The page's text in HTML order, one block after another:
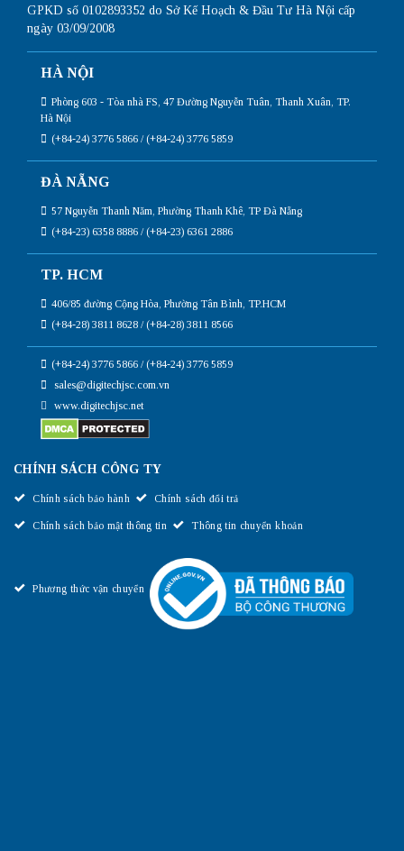
GPKD số 0102893352 do Sở Kế Hoạch & Đầu Tư Hà Nội cấp
ngày 03/09/2008
HÀ NỘI
Phòng 603 - Tòa nhà FS, 47 Đường Nguyễn Tuân, Thanh Xuân, TP.
Hà Nội
(+84-24) 3776 5866 / (+84-24) 3776 5859
ĐÀ NẴNG
57 Nguyễn Thanh Năm, Phường Thanh Khê, TP Đà Nẵng
(+84-23) 6358 8886 / (+84-23) 6361 2886
TP. HCM
406/85 đường Cộng Hòa, Phường Tân Bình, TP.HCM
(+84-28) 3811 8628 / (+84-28) 3811 8566
(+84-24) 3776 5866 / (+84-24) 3776 5859
sales@digitechjsc.com.vn
www.digitechjsc.net
CHÍNH SÁCH CÔNG TY
Chính sách bảo hành Chính sách đổi trả
Chính sách bảo mật thông tin Thông tin chuyển khoản
Phương thức vận chuyển